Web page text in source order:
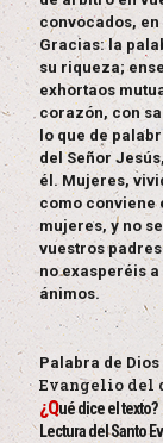
convocados,
Gracias: la
su riqueza;
exhortaos
corazón, con
lo que de
del Señor
él. Mujeres,
como conviene
mujeres, y no
vuestros
no exasperéis
ánimos.
Palabra de Dios
Evangelio del
¿Qué dice el texto?
Lectura del Santo